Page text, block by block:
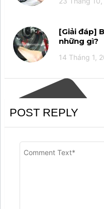
[Giải đáp]
những gì?
14 Tháng 1,
POST REPLY